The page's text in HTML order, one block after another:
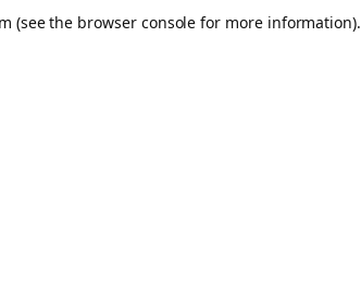
(see the browser console for more information).